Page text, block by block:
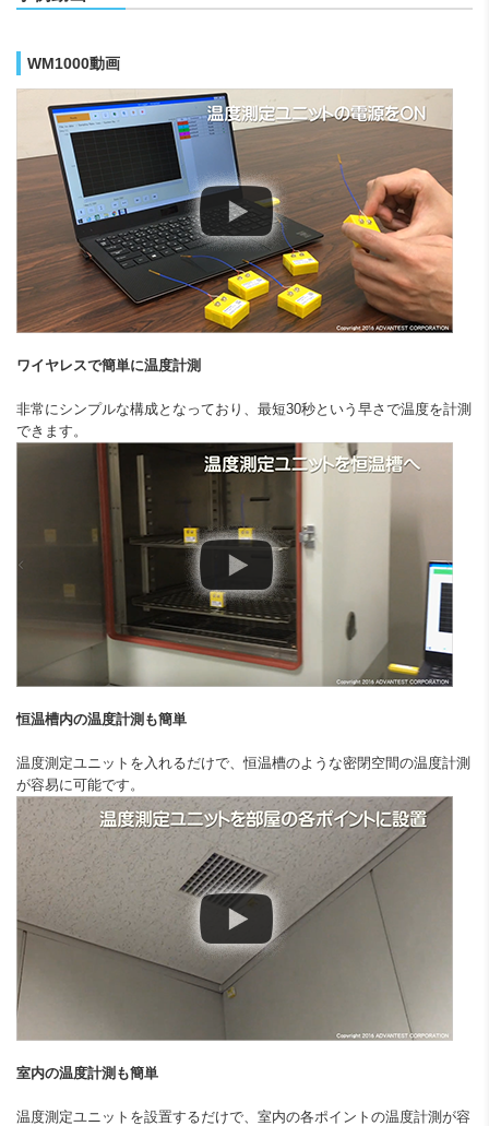
WM1000動画
ワイヤレスで簡単に温度計測
非常にシンプルな構成となっており、最短30秒という早さで温度を計測
できます。
恒温槽内の温度計測も簡単
温度測定ユニットを入れるだけで、恒温槽のような密閉空間の温度計測
が容易に可能です。
室内の温度計測も簡単
温度測定ユニットを設置するだけで、室内の各ポイントの温度計測が容